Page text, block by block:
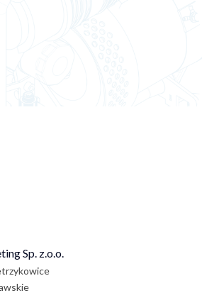
Sp. z.o.o.